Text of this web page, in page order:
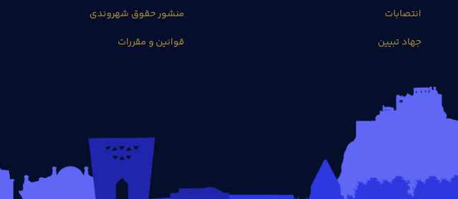
انتصابات
جهاد تبیین
منشور حقوق شهروندی
قوانین و مقررات